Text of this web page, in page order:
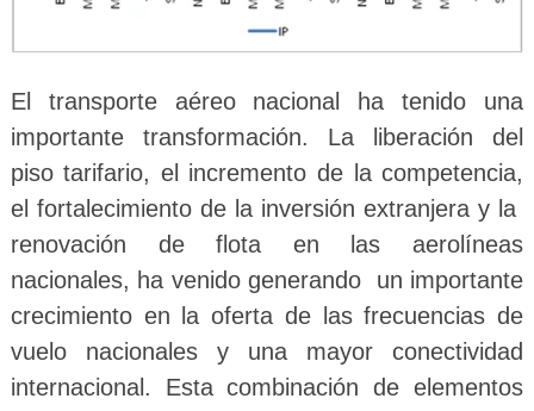
El transporte aéreo nacional ha tenido una
importante transformación. La liberación del
piso tarifario, el incremento de la competencia,
el fortalecimiento de la inversión extranjera y la
renovación de flota en las aerolíneas
nacionales, ha venido generando un importante
crecimiento en la oferta de las frecuencias de
vuelo nacionales y una mayor conectividad
internacional. Esta combinación de elementos